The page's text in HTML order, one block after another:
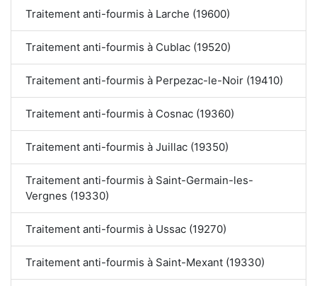
Traitement anti-fourmis à Larche (19600)
Traitement anti-fourmis à Cublac (19520)
Traitement anti-fourmis à Perpezac-le-Noir (19410)
Traitement anti-fourmis à Cosnac (19360)
Traitement anti-fourmis à Juillac (19350)
Traitement anti-fourmis à Saint-Germain-les-
Vergnes (19330)
Traitement anti-fourmis à Ussac (19270)
Traitement anti-fourmis à Saint-Mexant (19330)